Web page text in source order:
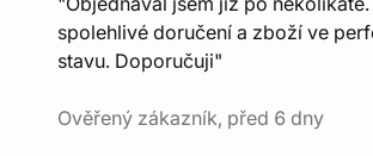
spolehlivé doručení a zboží ve
stavu. Doporučuji"
Ověřený zákazník, před 6 dny